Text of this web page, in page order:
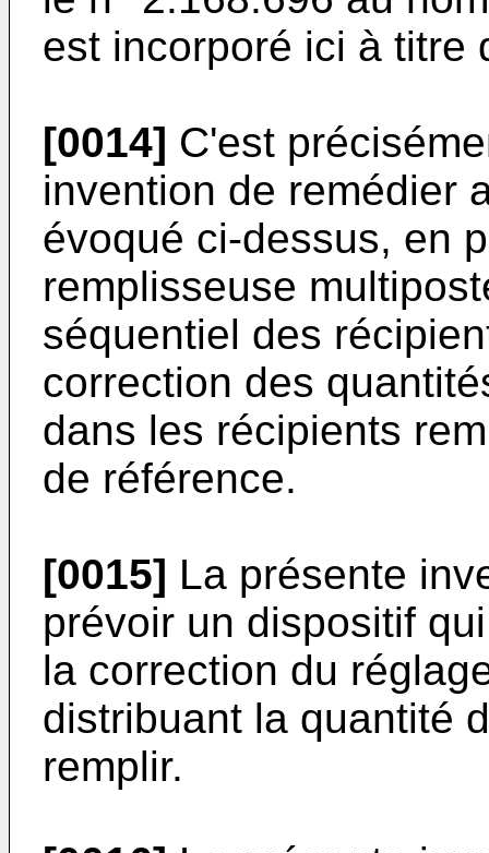
est incorporé ici à titre
[0014] C'est
invention de remédier
évoqué ci-dessus, en
remplisseuse
séquentiel des
correction des
dans les récipients
de référence.
[0015] La présente
prévoir un dispositif
la correction du
distribuant la quantité
remplir.